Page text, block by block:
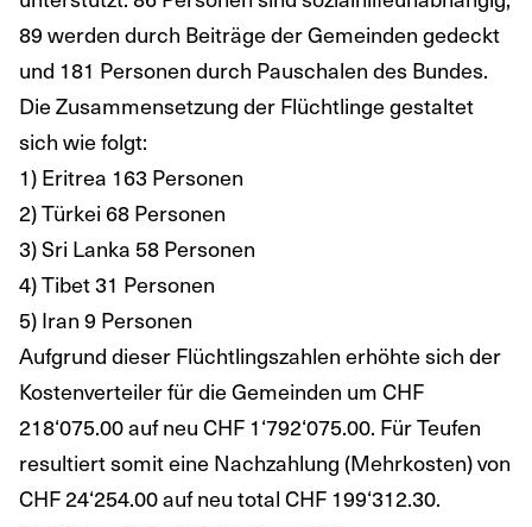
89 werden durch Beiträge der Gemeinden gedeckt
und 181 Personen durch Pauschalen des Bundes.
Die Zusammensetzung der Flüchtlinge gestaltet
sich wie folgt:
1) Eritrea 163 Personen
2) Türkei 68 Personen
3) Sri Lanka 58 Personen
4) Tibet 31 Personen
5) Iran 9 Personen
Aufgrund dieser Flüchtlingszahlen erhöhte sich der
Kostenverteiler für die Gemeinden um CHF
218‘075.00 auf neu CHF 1‘792‘075.00. Für Teufen
resultiert somit eine Nachzahlung (Mehrkosten) von
CHF 24‘254.00 auf neu total CHF 199‘312.30.